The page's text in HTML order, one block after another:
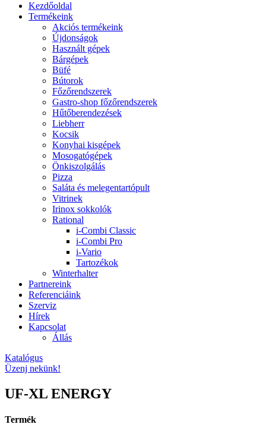
Kezdőoldal
Termékeink
Akciós termékeink
Újdonságok
Használt gépek
Bárgépek
Büfé
Bútorok
Főzőrendszerek
Gastro-shop főzőrendszerek
Hűtőberendezések
Liebherr
Kocsik
Konyhai kisgépek
Mosogatógépek
Önkiszolgálás
Pizza
Saláta és melegentartópult
Vitrinek
Irinox sokkolók
Rational
i-Combi Classic
i-Combi Pro
i-Vario
Tartozékok
Winterhalter
Partnereink
Referenciáink
Szerviz
Hírek
Kapcsolat
Állás
Katalógus
Üzenj nekünk!
UF-XL ENERGY
Termék